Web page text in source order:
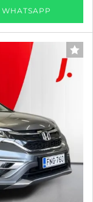
WHATSAPP